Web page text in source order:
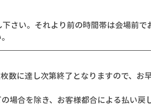
さい。それより前の時間帯は会場前で
数に達し次第終了となりますので、お
場合を除き、お客様都合による払い戻